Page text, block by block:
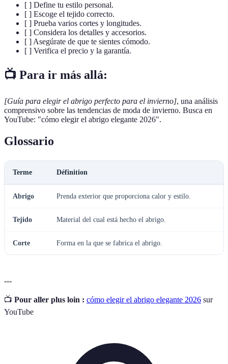
[ ] Define tu estilo personal.
[ ] Escoge el tejido correcto.
[ ] Prueba varios cortes y longitudes.
[ ] Considera los detalles y accesorios.
[ ] Asegúrate de que te sientes cómodo.
[ ] Verifica el precio y la garantía.
📺 Para ir más allá:
[Guía para elegir el abrigo perfecto para el invierno], una análisis
comprensivo sobre las tendencias de moda de invierno. Busca en
YouTube: "cómo elegir el abrigo elegante 2026".
Glossario
Terme Définition
Abrigo Prenda exterior que proporciona calor y estilo.
Tejido Material del cual está hecho el abrigo.
Corte Forma en la que se fabrica el abrigo.
---
📺 Pour aller plus loin : cómo elegir el abrigo elegante 2026 sur
YouTube